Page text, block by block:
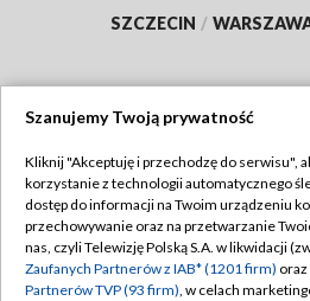
SZCZECIN /
TVP
Abonament TVP
Emisja w TVP
Regulamin
Polityka
Szanujemy Twoją prywatność
Kliknij "Akceptuję i przechodzę do serwisu",
korzystanie z technologii automatycznego
dostęp do informacji na Twoim urządzeniu
przechowywanie oraz na przetwarzanie
nas, czyli Telewizję Polską S.A. w likwidacji
Zaufanych Partnerów z IAB* (1201 firm) oraz
Partnerów TVP (93 firm), w celach